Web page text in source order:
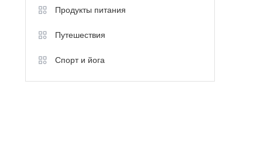
Продукты питания
Путешествия
Спорт и йога